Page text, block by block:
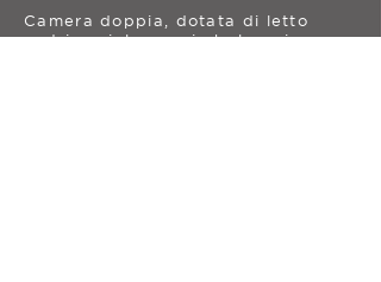
Camera doppia, dotata di letto
matrimoniale, ampio balconcino e